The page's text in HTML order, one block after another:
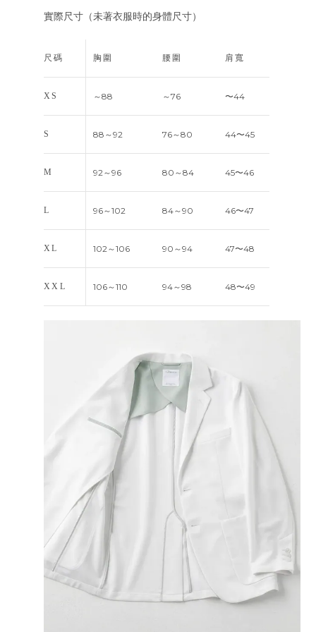
實際尺寸（未著衣服時的身體尺寸）
尺碼 胸圍 腰圍 肩寬
XS ～88 ～76 〜44
S 88～92 76～80 44〜45
M 92～96 80～84 45〜46
L 96～102 84～90 46〜47
XL 102～106 90～94 47〜48
XXL 106～110 94～98 48〜49